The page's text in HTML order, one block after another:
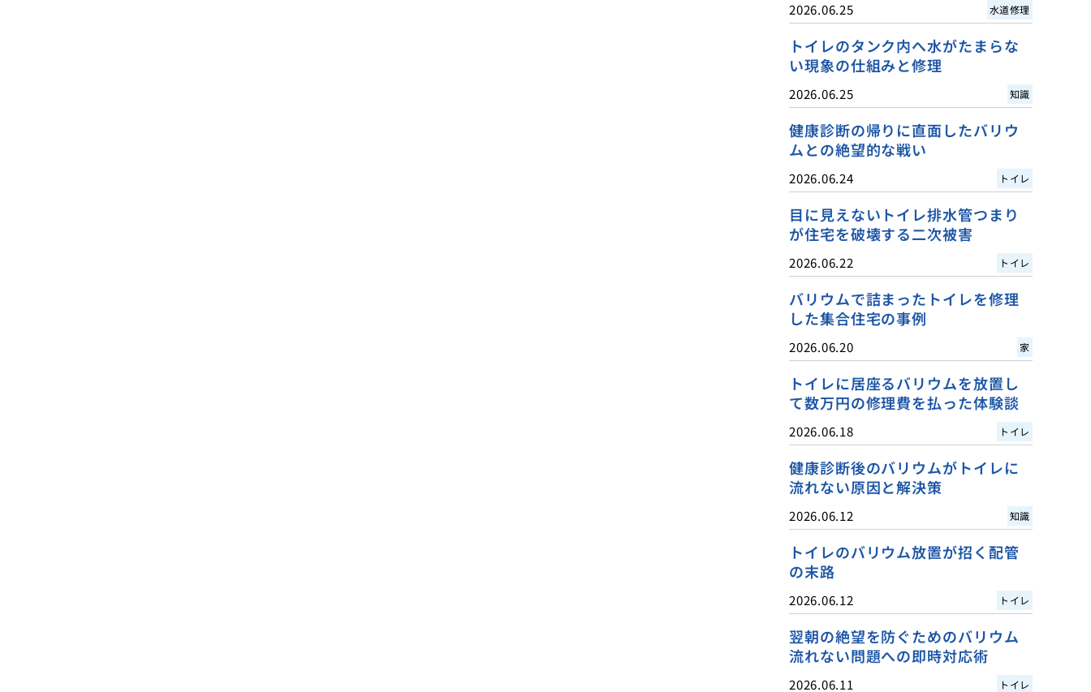
2026.06.25 水道修理
トイレのタンク内へ水がたまらな
い現象の仕組みと修理
2026.06.25 知識
健康診断の帰りに直面したバリウ
ムとの絶望的な戦い
2026.06.24 トイレ
目に見えないトイレ排水管つまり
が住宅を破壊する二次被害
2026.06.22 トイレ
バリウムで詰まったトイレを修理
した集合住宅の事例
2026.06.20 家
トイレに居座るバリウムを放置し
て数万円の修理費を払った体験談
2026.06.18 トイレ
健康診断後のバリウムがトイレに
流れない原因と解決策
2026.06.12 知識
トイレのバリウム放置が招く配管
の末路
2026.06.12 トイレ
翌朝の絶望を防ぐためのバリウム
流れない問題への即時対応術
2026.06.11 トイレ